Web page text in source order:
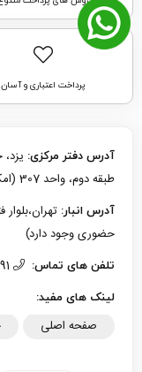
پرداخت اعتباری و آسان
آدرس دفتر مرکزی:
طبقه دوم، واحد 307 (امکان خرید و تحویل حضوری وجود ندارد)
آدرس انبار:
حضوری وجود دارد)
تلفن های تماس:
لینک های مفید:
صفحه اصلی